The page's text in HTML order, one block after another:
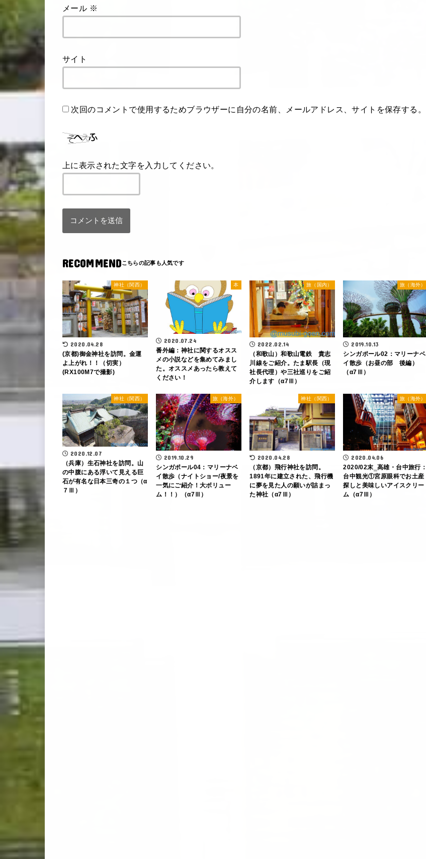
メール ※
サイト
次回のコメントで使用するためブラウザーに自分の名前、メールアドレス、サイトを保存する。
上に表示された文字を入力してください。
RECOMMEND
神社（関西）
2020.04.28
(京都)御金神社を訪問。金運
よ上がれ！！（切実）
(RX100M7で撮影)
本
2020.07.24
番外編：神社に関するオスス
メの小説などを集めてみまし
た。オススメあったら教えて
ください！
旅（国内）
2022.02.14
（和歌山）和歌山電鉄 貴志
川線をご紹介。たま駅長（現
社長代理）や三社巡りをご紹
介します（α7Ⅲ）
旅（海外）
2019.10.13
シンガポール02：マリーナベ
イ散歩（お昼の部 後編）
（α7Ⅲ）
神社（関西）
2020.12.07
（兵庫）生石神社を訪問。山
の中腹にある浮いて見える巨
石が有名な日本三奇の１つ（α
７Ⅲ）
旅（海外）
2019.10.29
シンガポール04：マリーナベ
イ散歩（ナイトショー/夜景を
一気にご紹介！大ボリュー
ム！！）（α7Ⅲ）
神社（関西）
2020.04.28
（京都）飛行神社を訪問。
1891年に建立された、飛行機
に夢を見た人の願いが詰まっ
た神社（α7Ⅲ）
旅（海外）
2020.04.06
2020/02末‗高雄・台中旅行：
台中観光①宮原眼科でお土産
探しと美味しいアイスクリー
ム（α7Ⅲ）